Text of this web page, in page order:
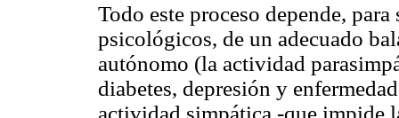
Todo este proceso depende,
psicológicos, de un adecuado
autónomo (la actividad
diabetes, depresión y
actividad simpática -que impide